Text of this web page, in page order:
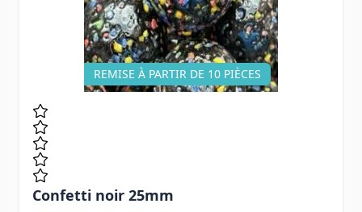
REMISE À PARTIR DE 10 PIÈCES
Confetti noir 25mm